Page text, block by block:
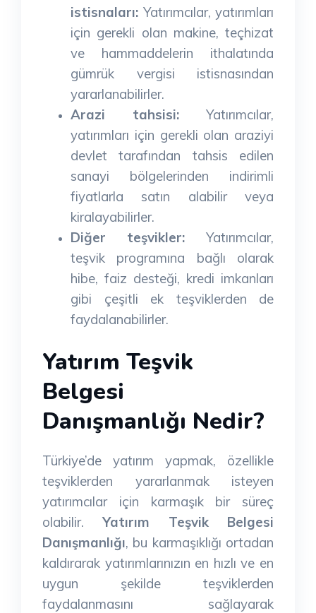
istisnaları: Yatırımcılar, yatırımları
için gerekli olan makine, teçhizat
ve hammaddelerin ithalatında
gümrük vergisi istisnasından
yararlanabilirler.
Arazi tahsisi:Yatırımcılar,
yatırımları için gerekli olan araziyi
devlet tarafından tahsis edilen
sanayi bölgelerinden indirimli
fiyatlarla satın alabilir veya
kiralayabilirler.
Diğer teşvikler: Yatırımcılar,
teşvik programına bağlı olarak
hibe, faiz desteği, kredi imkanları
gibi çeşitli ek teşviklerden de
faydalanabilirler.
Yatırım Teşvik
Belgesi
Danışmanlığı Nedir?
Türkiye’de yatırım yapmak, özellikle
teşviklerden yararlanmak isteyen
yatırımcılar için karmaşık bir süreç
olabilir.Yatırım Teşvik Belgesi
Danışmanlığı, bu karmaşıklığı ortadan
kaldırarak yatırımlarınızın en hızlı ve en
uygun şekilde teşviklerden
faydalanmasını sağlayarak